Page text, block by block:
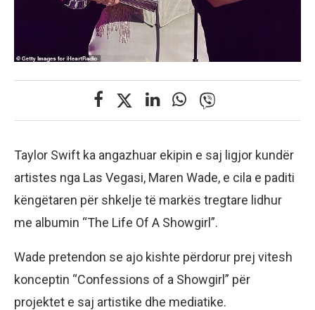
Taylor Swift ka angazhuar ekipin e saj ligjor kundër
artistes nga Las Vegasi, Maren Wade, e cila e paditi
këngëtaren për shkelje të markës tregtare lidhur
me albumin “The Life Of A Showgirl”.
Wade pretendon se ajo kishte përdorur prej vitesh
konceptin “Confessions of a Showgirl” për
projektet e saj artistike dhe mediatike.